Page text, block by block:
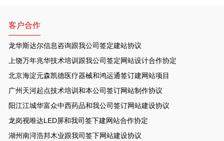
客户合作
龙华斯达尔信息咨询跟我公司签定建站协议
上饶万年兆华技术培训跟我公司签定网站设计合作协定
北京海淀元森凯德医疗器械和鸿运通签订建网站项目
广州天河起点技术培训和本公司签订网站制作协议
阳江江城华富众中西药品和我公司签订网站建设协议
龙岗视唯达LED屏和我司签下建网站合作协定
湖州南浔浩邦木业跟我司签下网站建设协议